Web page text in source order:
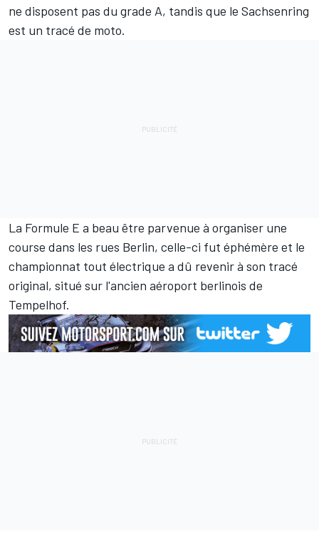
ne disposent pas du grade A, tandis que le Sachsenring
est un tracé de moto.
La Formule E a beau être parvenue à organiser une
course dans les rues Berlin, celle-ci fut éphémère et le
championnat tout électrique a dû revenir à son tracé
original, situé sur l'ancien aéroport berlinois de
Tempelhof.